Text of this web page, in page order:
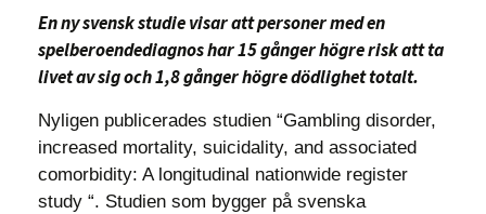
En ny svensk studie visar att personer med en
spelberoendediagnos har 15 gånger högre risk att ta
livet av sig och 1,8 gånger högre dödlighet totalt.
Nyligen publicerades studien “Gambling disorder,
increased mortality, suicidality, and associated
comorbidity: A longitudinal nationwide register
study “. Studien som bygger på svenska